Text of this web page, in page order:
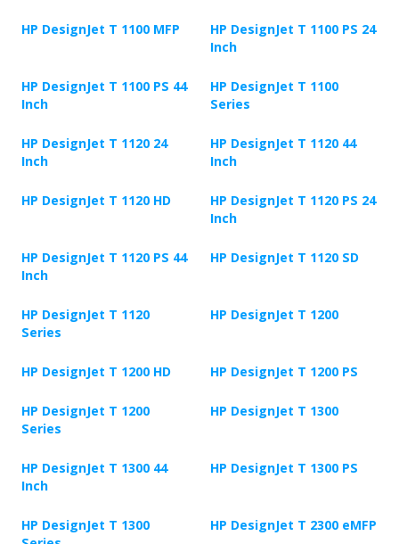
HP DesignJet T 1100 MFP
HP DesignJet T 1100 PS 24
Inch
HP DesignJet T 1100 PS 44
Inch
HP DesignJet T 1100
Series
HP DesignJet T 1120 24
Inch
HP DesignJet T 1120 44
Inch
HP DesignJet T 1120 HD
HP DesignJet T 1120 PS 24
Inch
HP DesignJet T 1120 PS 44
Inch
HP DesignJet T 1120 SD
HP DesignJet T 1120
Series
HP DesignJet T 1200
HP DesignJet T 1200 HD HP DesignJet T 1200 PS
HP DesignJet T 1200
Series
HP DesignJet T 1300
HP DesignJet T 1300 44
Inch
HP DesignJet T 1300 PS
HP DesignJet T 1300
HP DesignJet T 2300 eMFP